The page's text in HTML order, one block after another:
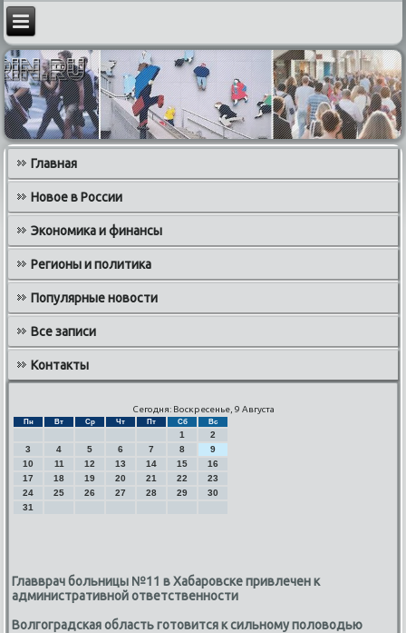
Главная
Новое в России
Экономика и финансы
Регионы и политика
Популярные новости
Все записи
Контакты
Сегодня: Воскресенье, 9 Августа
Пн Вт Ср Чт Пт Сб Вс
1
2
3
4 5 6 7 8
9
10
11 12 13 14 15
16
17
18 19 20 21 22
23
24
25 26 27 28 29
30
31
Главврач больницы №11 в Хабаровске привлечен к
административной ответственности
Волгоградская область готовится к сильному половодью